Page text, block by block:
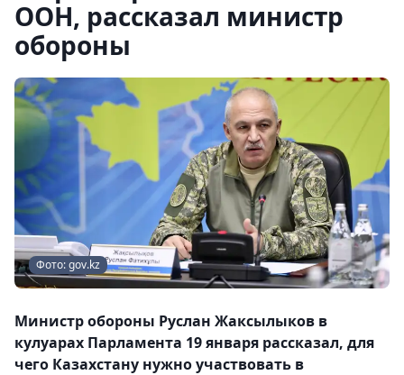
ООН, рассказал министр
обороны
Фото: gov.kz
Министр обороны Руслан Жаксылыков в
кулуарах Парламента 19 января рассказал, для
чего Казахстану нужно участвовать в